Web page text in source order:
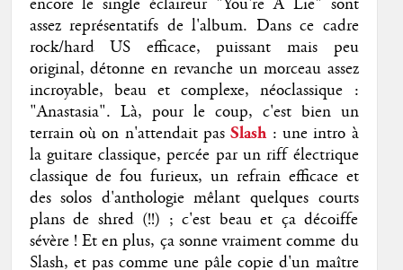
encore le single éclaireur "You're A Lie" sont
assez représentatifs de l'album. Dans ce cadre
rock/hard US efficace, puissant mais peu
original, détonne en revanche un morceau assez
incroyable, beau et complexe, néoclassique :
"Anastasia". Là, pour le coup, c'est bien un
terrain où on n'attendait pasSlash : une intro à
la guitare classique, percée par un riff électrique
classique de fou furieux, un refrain efficace et
des solos d'anthologie mêlant quelques courts
plans de shred (!!) ; c'est beau et ça décoiffe
sévère ! Et en plus, ça sonne vraiment comme du
Slash, et pas comme une pâle copie d'un maître